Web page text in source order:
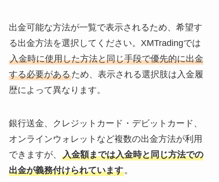
出金可能な方法が一覧で表示されるため、希望す
る出金方法を選択してください。XMTradingでは
入金時に使用した方法と同じ手段で優先的に出金
する必要があるため、表示される選択肢は入金履
歴によって異なります。
銀行送金、クレジットカード・デビットカード、
オンラインウォレットなど複数の出金方法が利用
できますが、 入金額までは入金時と同じ方法での
出金が義務付けられています。